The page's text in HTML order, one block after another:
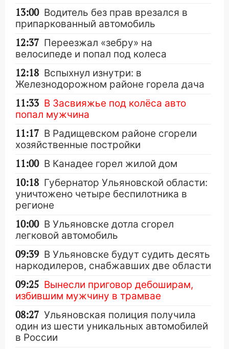
13:00 Водитель без прав врезался в
припаркованный автомобиль
12:37 Переезжал «зебру» на
велосипеде и попал под колеса
12:18 Вспыхнул изнутри: в
Железнодорожном районе горела дача
11:33 В Засвияжье под колёса авто
попал мужчина
11:17 В Радищевском районе сгорели
хозяйственные постройки
11:00 В Канадее горел жилой дом
10:18 Губернатор Ульяновской области:
уничтожено четыре беспилотника в
регионе
10:00 В Ульяновске дотла сгорел
легковой автомобиль
09:39 В Ульяновске будут судить десять
наркодилеров, снабжавших две области
09:25 Вынесли приговор дебоширам,
избившим мужчину в трамвае
08:27 Ульяновская полиция получила
один из шести уникальных автомобилей
в России